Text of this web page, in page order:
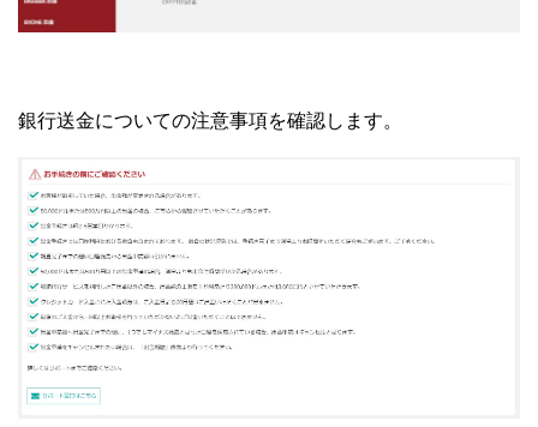
銀行送金についての注意事項を確認します。